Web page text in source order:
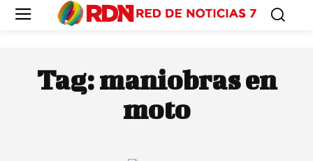
Tag:maniobras en
moto